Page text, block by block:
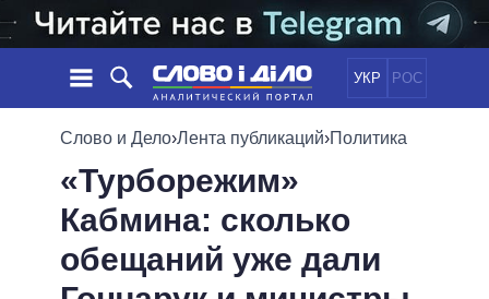
УКР РОС
НОВОСТИ
ЛЕНТА
СОБЫТИЯ
СТАТЬИ
МНЕНИЯ
ПОЛИТИКА
ЭКОНОМИКА
ОБЩЕСТВО
ОБЕЩАНИЯ
ПОЛИТИКИ
ВСЕ ПОЛИТИКИИНФОГРАФИКА
Слово и Дело›Лента публикаций›Политика
«Турборежим»
Кабмина: сколько
обещаний уже дали